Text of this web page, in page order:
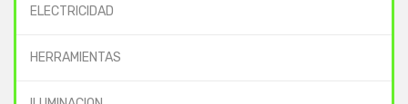
ELECTRICIDAD
HERRAMIENTAS